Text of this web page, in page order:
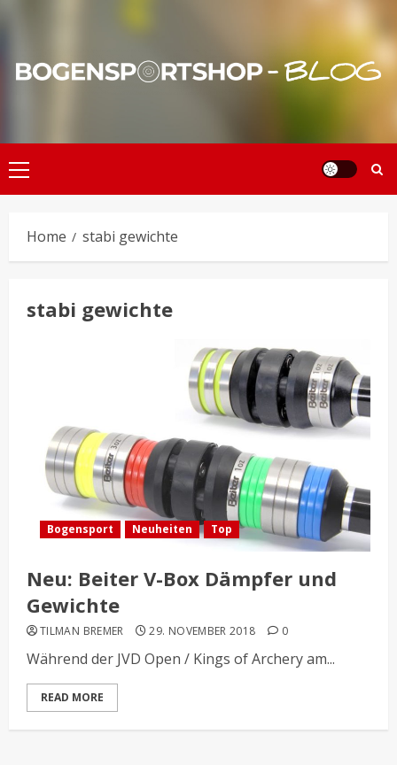
Primary
Menu
Home stabi gewichte
stabi gewichte
Bogensport Neuheiten Top
Neu: Beiter V-Box Dämpfer und
Gewichte
TILMAN BREMER 29. NOVEMBER 2018 0
Während der JVD Open / Kings of Archery am...
READ MORE